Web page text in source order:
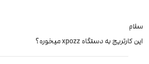
سلام
این کارتریج به دستگاه xpozz میخوره؟